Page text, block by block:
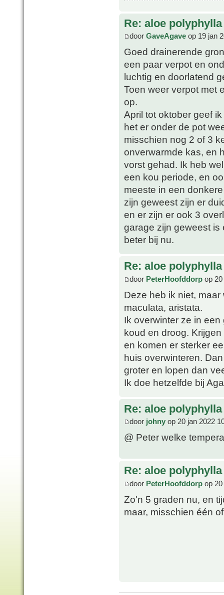
Re: aloe polyphylla
door GaveAgave op 19 jan
Goed drainerende
een paar verpot en
luchtig en doorlatend
Toen weer verpot met
op.
April tot oktober geef
het er onder de pot
misschien nog 2 of 3
onverwarmde kas, en
vorst gehad. Ik heb
een kou periode, en
meeste in een
zijn geweest zijn er
en er zijn er ook 3
garage zijn geweest
beter bij nu.
Re: aloe polyphylla
door PeterHoofddorp op
Deze heb ik niet,
maculata, aristata.
Ik overwinter ze in
koud en droog.
en komen er sterker
huis overwinteren.
groter en lopen dan
Ik doe hetzelfde bij
Re: aloe polyphylla
door johny op 20 jan 2022
@ Peter welke
Re: aloe polyphylla
door PeterHoofddorp op
Zo'n 5 graden nu, en
maar, misschien één